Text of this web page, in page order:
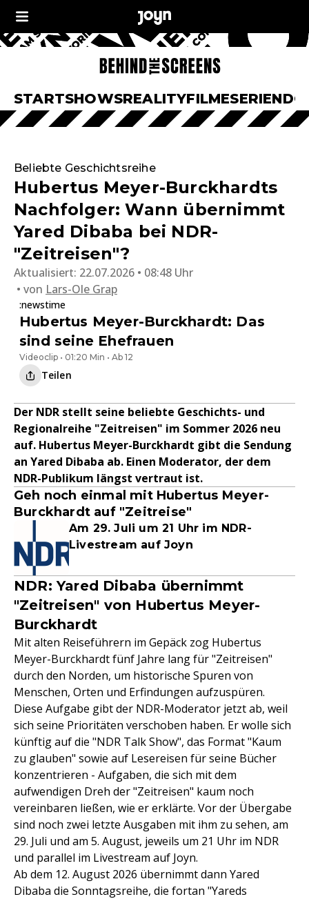
STARTSHOWSREALITYFILMESERIEN
Beliebte Geschichtsreihe
Hubertus Meyer-Burckhardts
Nachfolger: Wann übernimmt
Yared Dibaba bei NDR-
"Zeitreisen"?
Aktualisiert: 22.07.2026 • 08:48 Uhr
von Lars-Ole Grap
:newstime
Hubertus Meyer-Burckhardt: Das
sind seine Ehefrauen
Videoclip • 01:20 Min • Ab 12
Teilen
Der NDR stellt seine beliebte Geschichts- und
Regionalreihe "Zeitreisen" im Sommer 2026 neu
auf. Hubertus Meyer-Burckhardt gibt die Sendung
an Yared Dibaba ab. Einen Moderator, der dem
NDR-Publikum längst vertraut ist.
Geh noch einmal mit Hubertus Meyer-
Burckhardt auf "Zeitreise"
Am 29. Juli um 21 Uhr im NDR-
Livestream auf Joyn
NDR: Yared Dibaba übernimmt
"Zeitreisen" von Hubertus Meyer-
Burckhardt
Mit alten Reiseführern im Gepäck zog Hubertus
Meyer-Burckhardt fünf Jahre lang für "Zeitreisen"
durch den Norden, um historische Spuren von
Menschen, Orten und Erfindungen aufzuspüren.
Diese Aufgabe gibt der NDR-Moderator jetzt ab, weil
sich seine Prioritäten verschoben haben. Er wolle sich
künftig auf die "NDR Talk Show", das Format "Kaum
zu glauben" sowie auf Lesereisen für seine Bücher
konzentrieren - Aufgaben, die sich mit dem
aufwendigen Dreh der "Zeitreisen" kaum noch
vereinbaren ließen, wie er erklärte. Vor der Übergabe
sind noch zwei letzte Ausgaben mit ihm zu sehen, am
29. Juli und am 5. August, jeweils um 21 Uhr im NDR
und parallel im Livestream auf Joyn.
Ab dem 12. August 2026 übernimmt dann Yared
Dibaba die Sonntagsreihe, die fortan "Yareds